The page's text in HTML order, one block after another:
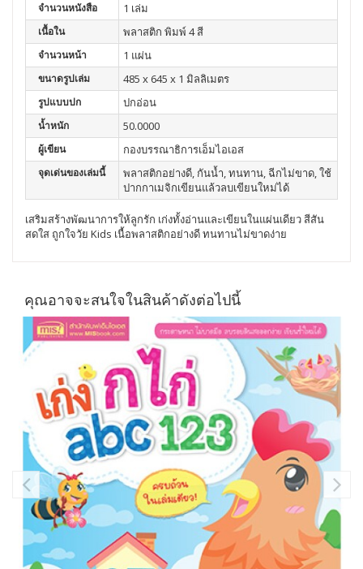
จำนวนหนังสือ 1 เล่ม
เนื้อใน พลาสติก พิมพ์ 4 สี
จำนวนหน้า 1 แผ่น
ขนาดรูปเล่ม 485 x 645 x 1 มิลลิเมตร
รูปแบบปก ปกอ่อน
น้ำหนัก 50.0000
ผู้เขียน กองบรรณาธิการเอ็มไอเอส
จุดเด่นของเล่มนี้
พลาสติกอย่างดี, กันน้ำ, ทนทาน, ฉีกไม่ขาด, ใช้
ปากกาเมจิกเขียนแล้วลบเขียนใหม่ได้
เสริมสร้างพัฒนาการให้ลูกรัก เก่งทั้งอ่านและเขียนในแผ่นเดียว สีสัน
สดใส ถูกใจวัย Kids เนื้อพลาสติกอย่างดี ทนทานไม่ขาดง่าย
คุณอาจจะสนใจในสินค้าดังต่อไปนี้